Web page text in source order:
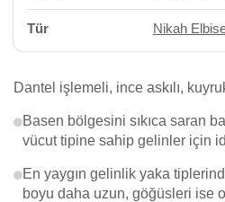
Tür Nikah
Dantel işlemeli, ince askılı,
Basen bölgesini sıkıca saran
vücut tipine sahip gelinler için
En yaygın gelinlik yaka
boyu daha uzun, göğüsleri ise